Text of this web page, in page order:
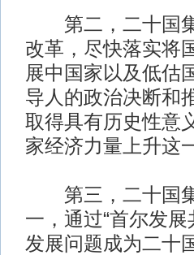
第二，二十国集
改革，尽快落实将
展中国家以及低估
导人的政治决断和
取得具有历史性意
家经济力量上升这
第三，二十国集
一，通过“首尔发
发展问题成为二十